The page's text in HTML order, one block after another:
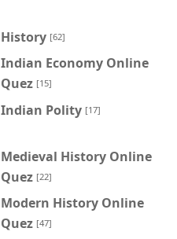
History [62]
Indian Economy Online
Quez [15]
Indian Polity [17]
Medieval History Online
Quez [22]
Modern History Online
Quez [47]